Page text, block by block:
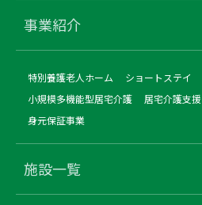
事業紹介
特別養護老人ホーム ショートステイ
小規模多機能型居宅介護
居宅介護支援
身元保証事業
施設一覧